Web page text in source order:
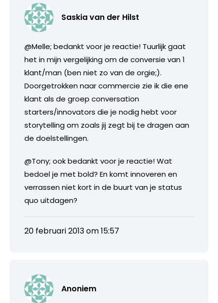
Saskia van der Hilst
@Melle; bedankt voor je reactie! Tuurlijk gaat
het in mijn vergelijking om de conversie van 1
klant/man (ben niet zo van de orgie;).
Doorgetrokken naar commercie zie ik die ene
klant als de groep conversation
starters/innovators die je nodig hebt voor
storytelling om zoals jij zegt bij te dragen aan
de doelstellingen.
@Tony; ook bedankt voor je reactie! Wat
bedoel je met bold? En komt innoveren en
verrassen niet kort in de buurt van je status
quo uitdagen?
20 februari 2013 om 15:57
Anoniem